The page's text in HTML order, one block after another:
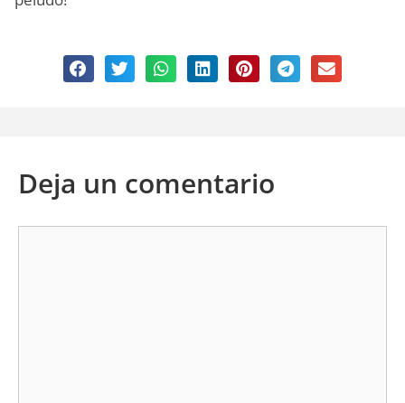
Deja un comentario